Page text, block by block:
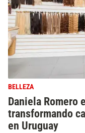
BELLEZA
Daniela Romero
transformando
en Uruguay